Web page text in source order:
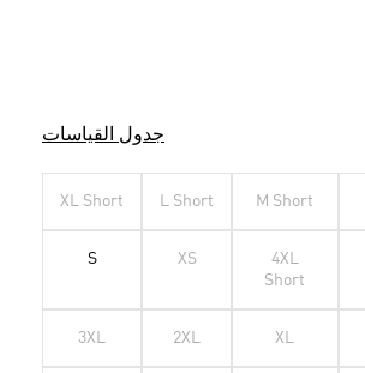
جدول القياسات
M Short
L Short
XL Short
4XL
Short
XS
S
XL
2XL
3XL